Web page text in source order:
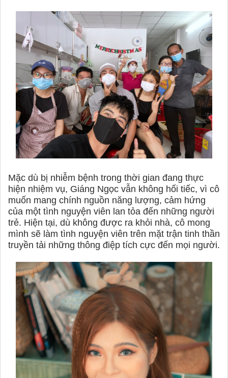
Mặc dù bị nhiễm bệnh trong thời gian đang thực
hiện nhiệm vụ, Giáng Ngọc vẫn không hối tiếc, vì cô
muốn mang chính nguồn năng lượng, cảm hứng
của một tình nguyện viên lan tỏa đến những người
trẻ. Hiện tại, dù không được ra khỏi nhà, cô mong
mình sẽ làm tình nguyện viên trên mặt trận tinh thần
truyền tải những thông điệp tích cực đến mọi người.